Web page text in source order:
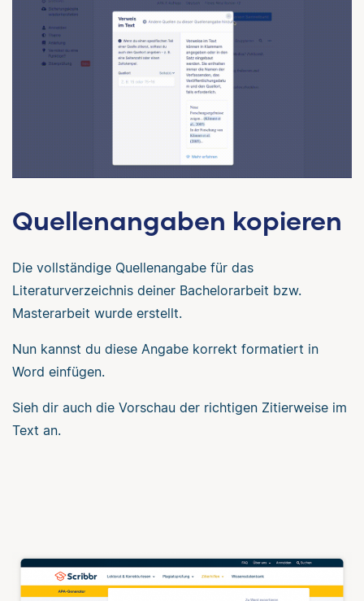
Quellenangaben kopieren
Die vollständige Quellenangabe für das
Literaturverzeichnis deiner Bachelorarbeit bzw.
Masterarbeit wurde erstellt.
Nun kannst du diese Angabe korrekt formatiert in
Word einfügen.
Sieh dir auch die Vorschau der richtigen Zitierweise im
Text an.